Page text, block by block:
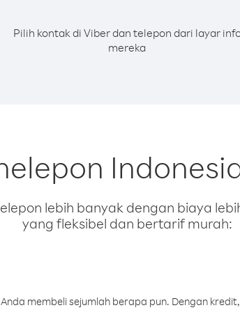
Pilih kontak di Viber dan telepon dari layar
mereka
lebih banyak dengan biaya
yang fleksibel dan bertarif murah:
membeli sejumlah berapa pun. Dengan